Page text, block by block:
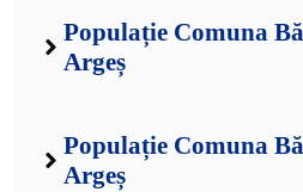
Populație Comuna
Argeș
Populație Comuna
Argeș